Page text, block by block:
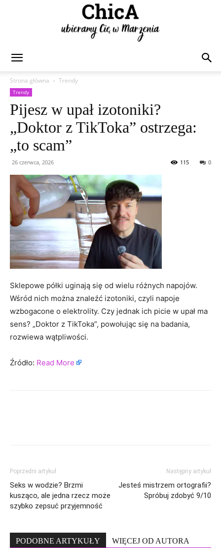
Strona główna
Trendy
Trendy
Pijesz w upał izotoniki?
„Doktor z TikToka” ostrzega:
„to scam”
26 czerwca, 2026 0
115
Sklepowe półki uginają się od wielu różnych napojów.
Wśród nich można znaleźć izotoniki, czyli napoje
wzbogacone o elektrolity. Czy jednak ich picie w upał ma
sens? „Doktor z TikToka”, powołując się na badania,
rozwiewa wątpliwości.
Źródło: Read More
Poprzedni artykuł
Seks w wodzie? Brzmi
kusząco, ale jedna rzecz może
szybko zepsuć przyjemność
Następny artykuł
Jesteś mistrzem ortografii?
Spróbuj zdobyć 9/10
PODOBNE ARTYKUŁY WIĘCEJ OD AUTORA